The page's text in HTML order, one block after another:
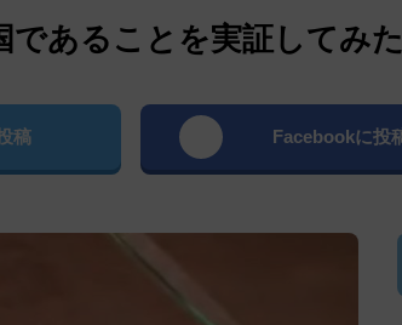
あることを実証してみ
稿 Facebookに投